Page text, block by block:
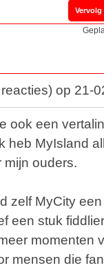
op 21-
ook een
heb MyIsland
mijn ouders.
zelf MyCity
een stuk
momenten
mensen die